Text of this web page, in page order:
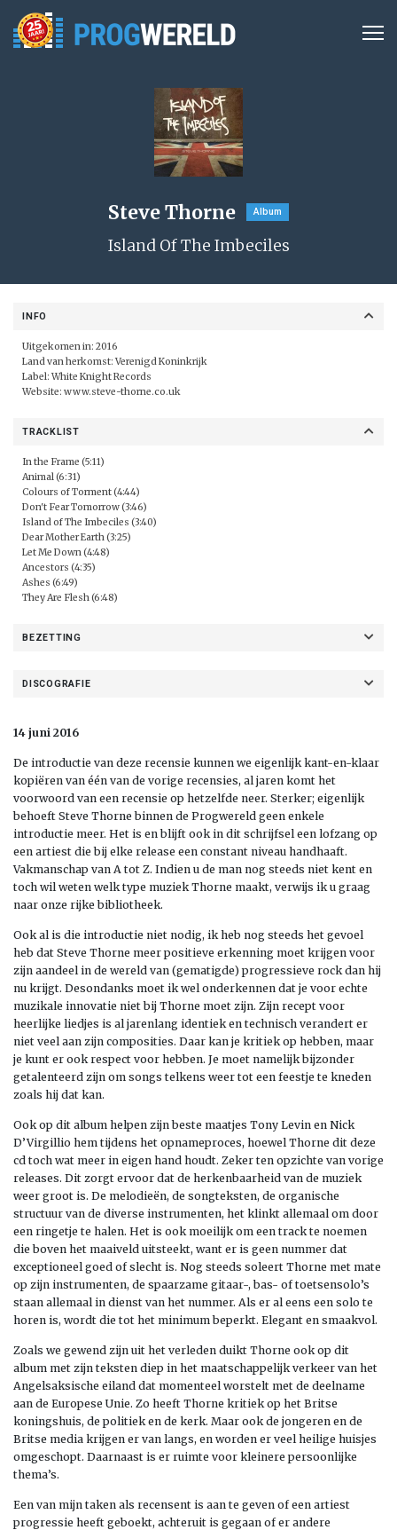
Steve Thorne Album
Island Of The Imbeciles
INFO
Uitgekomen in: 2016
Land van herkomst: Verenigd Koninkrijk
Label: White Knight Records
Website: www.steve-thorne.co.uk
TRACKLIST
In the Frame (5:11)
Animal (6:31)
Colours of Torment (4:44)
Don't Fear Tomorrow (3:46)
Island of The Imbeciles (3:40)
Dear Mother Earth (3:25)
Let Me Down (4:48)
Ancestors (4:35)
Ashes (6:49)
They Are Flesh (6:48)
BEZETTING
DISCOGRAFIE
14 juni 2016
De introductie van deze recensie kunnen we eigenlijk kant-en-klaar
kopiëren van één van de vorige recensies, al jaren komt het
voorwoord van een recensie op hetzelfde neer. Sterker; eigenlijk
behoeft Steve Thorne binnen de Progwereld geen enkele
introductie meer. Het is en blijft ook in dit schrijfsel een lofzang op
een artiest die bij elke release een constant niveau handhaaft.
Vakmanschap van A tot Z. Indien u de man nog steeds niet kent en
toch wil weten welk type muziek Thorne maakt, verwijs ik u graag
naar onze rijke bibliotheek.
Ook al is die introductie niet nodig, ik heb nog steeds het gevoel
heb dat Steve Thorne meer positieve erkenning moet krijgen voor
zijn aandeel in de wereld van (gematigde) progressieve rock dan hij
nu krijgt. Desondanks moet ik wel onderkennen dat je voor echte
muzikale innovatie niet bij Thorne moet zijn. Zijn recept voor
heerlijke liedjes is al jarenlang identiek en technisch verandert er
niet veel aan zijn composities. Daar kan je kritiek op hebben, maar
je kunt er ook respect voor hebben. Je moet namelijk bijzonder
getalenteerd zijn om songs telkens weer tot een feestje te kneden
zoals hij dat kan.
Ook op dit album helpen zijn beste maatjes Tony Levin en Nick
D’Virgillio hem tijdens het opnameproces, hoewel Thorne dit deze
cd toch wat meer in eigen hand houdt. Zeker ten opzichte van vorige
releases. Dit zorgt ervoor dat de herkenbaarheid van de muziek
weer groot is. De melodieën, de songteksten, de organische
structuur van de diverse instrumenten, het klinkt allemaal om door
een ringetje te halen. Het is ook moeilijk om een track te noemen
die boven het maaiveld uitsteekt, want er is geen nummer dat
exceptioneel goed of slecht is. Nog steeds soleert Thorne met mate
op zijn instrumenten, de spaarzame gitaar-, bas- of toetsensolo’s
staan allemaal in dienst van het nummer. Als er al eens een solo te
horen is, wordt die tot het minimum beperkt. Elegant en smaakvol.
Zoals we gewend zijn uit het verleden duikt Thorne ook op dit
album met zijn teksten diep in het maatschappelijk verkeer van het
Angelsaksische eiland dat momenteel worstelt met de deelname
aan de Europese Unie. Zo heeft Thorne kritiek op het Britse
koningshuis, de politiek en de kerk. Maar ook de jongeren en de
Britse media krijgen er van langs, en worden er veel heilige huisjes
omgeschopt. Daarnaast is er ruimte voor kleinere persoonlijke
thema’s.
Een van mijn taken als recensent is aan te geven of een artiest
progressie heeft geboekt, achteruit is gegaan of er andere